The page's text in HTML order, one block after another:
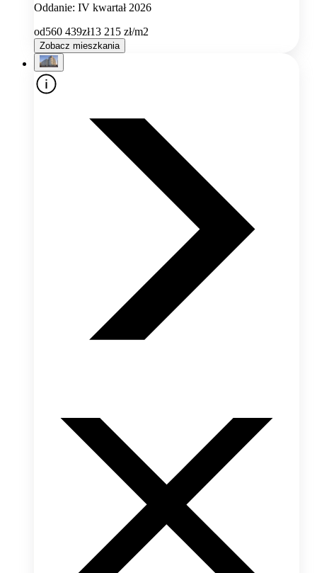
Oddanie: IV kwartał 2026
od560 439zł13 215 zł/m2
Zobacz mieszkania